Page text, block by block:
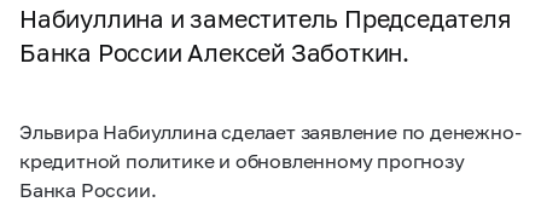
Набиуллина и заместитель Председателя
Банка России Алексей Заботкин.
Эльвира Набиуллина сделает заявление по денежно-
кредитной политике и обновленному прогнозу
Банка России.